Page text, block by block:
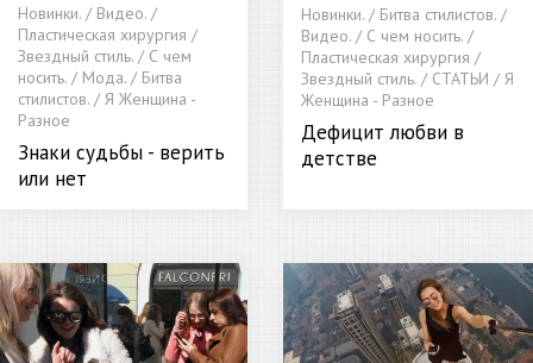
Новинки. / Видео. /
Пластическая хирургия /
Звездный стиль. / С чем
носить. / Мода. / Битва
стилистов. / Я Женщина -
Разное
Знаки судьбы - верить
или нет
Новинки. / Битва стилистов. /
Видео. / С чем носить. /
Пластическая хирургия /
Звездный стиль. / СТАТЬИ / Я
Женщина - Разное
Дефицит любви в
детстве